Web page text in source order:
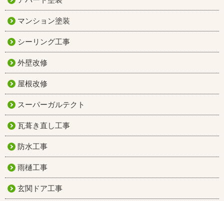
マンション塗装
シーリング工事
外壁改修
屋根改修
スーパーガルテクト
瓦葺き直し工事
防水工事
雨樋工事
玄関ドア工事